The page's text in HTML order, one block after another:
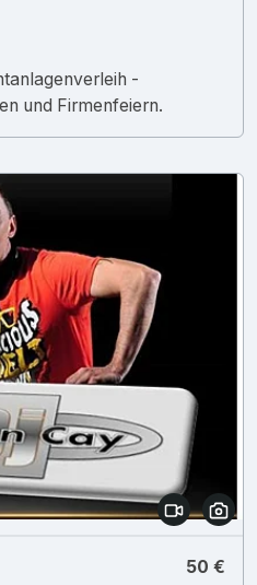
-
und Firmenfeiern.
50 €